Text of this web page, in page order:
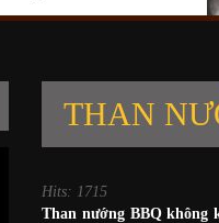
THAN
Hits: 1715
Than nướng BBQ không